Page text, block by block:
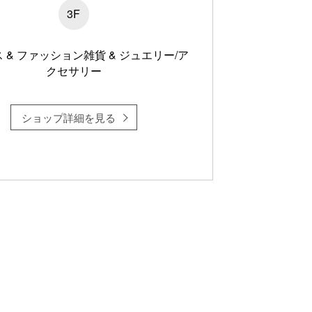
3F
& ファッション雑貨 & ジュエリー/ア
クセサリー
ショップ詳細を見る